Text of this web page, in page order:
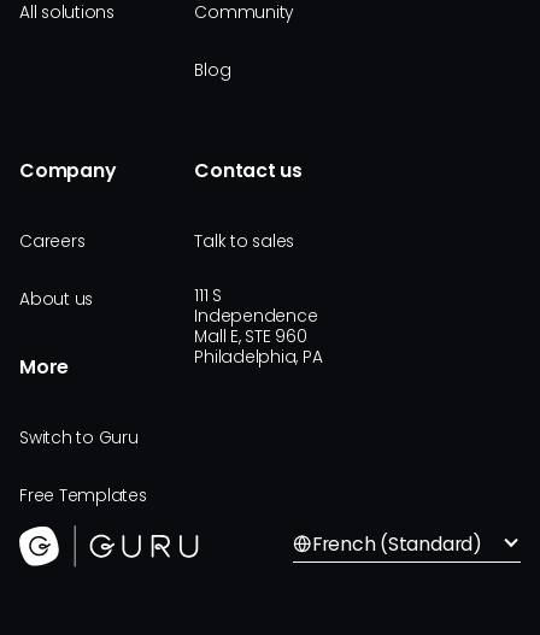
All solutions Community
Blog
Company
Careers
About us
More
Switch to Guru
Free Templates
Contact us
Talk to sales
111 S
Independence
Mall E, STE 960
Philadelphia, PA
French (Standard)